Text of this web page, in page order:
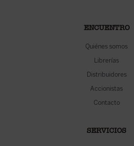
ENCUENTRO
Quiénes somos
Librerías
Distribuidores
Accionistas
Contacto
SERVICIOS